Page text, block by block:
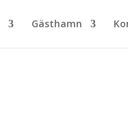
Gästhamn